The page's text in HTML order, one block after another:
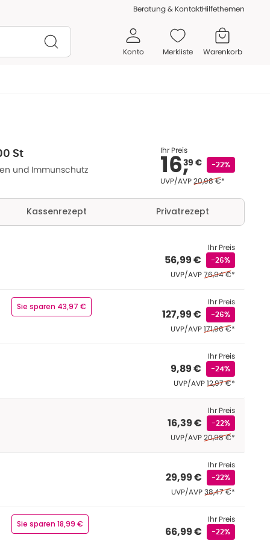
Beratung & KontaktHilfethemen
Konto Merkliste Warenkorb
St
und Immunschutz
Ihr Preis
16,39 € -22%
UVP/AVPEhemaliger Preis (U V
20,98 €*
Kassenrezept Privatrezept
Ihr Preis
56,99 € -26%
UVP/AVPEhemaliger Preis
76,94 €*
Sie sparen 43,97 € Ihr Preis
127,99 € -26%
UVP/AVPEhemaliger Preis
171,96 €*
Ihr Preis
9,89 € -24%
UVP/AVPEhemaliger Preis
12,97 €*
Ihr Preis
16,39 € -22%
UVP/AVPEhemaliger Preis
20,98 €*
Ihr Preis
29,99 € -22%
UVP/AVPEhemaliger Preis
38,47 €*
Sie sparen 18,99 € Ihr Preis
66,99 € -22%